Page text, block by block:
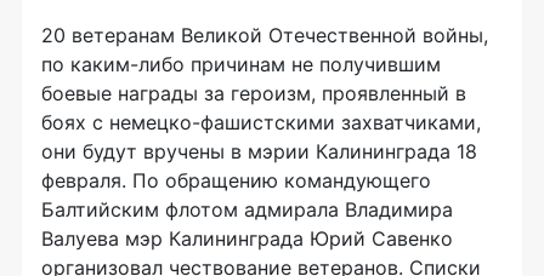
20 ветеранам Великой Отечественной войны,
по каким-либо причинам не получившим
боевые награды за героизм, проявленный в
боях с немецко-фашистскими захватчиками,
они будут вручены в мэрии Калининграда 18
февраля. По обращению командующего
Балтийским флотом адмирала Владимира
Валуева мэр Калининграда Юрий Савенко
организовал чествование ветеранов. Списки